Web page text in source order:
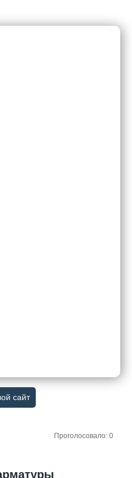
сайт
Проголосовало: 0